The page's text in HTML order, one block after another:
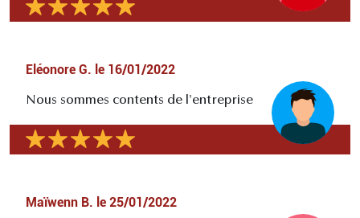
Eléonore G. le 16/01/2022
Nous sommes contents de l'entreprise
Maïwenn B. le 25/01/2022